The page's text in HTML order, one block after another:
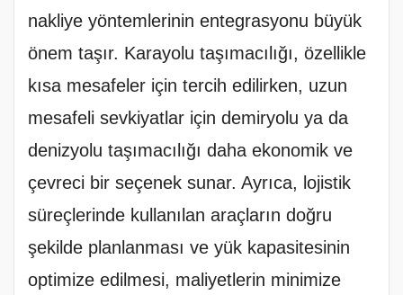
nakliye yöntemlerinin entegrasyonu büyük
önem taşır. Karayolu taşımacılığı, özellikle
kısa mesafeler için tercih edilirken, uzun
mesafeli sevkiyatlar için demiryolu ya da
denizyolu taşımacılığı daha ekonomik ve
çevreci bir seçenek sunar. Ayrıca, lojistik
süreçlerinde kullanılan araçların doğru
şekilde planlanması ve yük kapasitesinin
optimize edilmesi, maliyetlerin minimize